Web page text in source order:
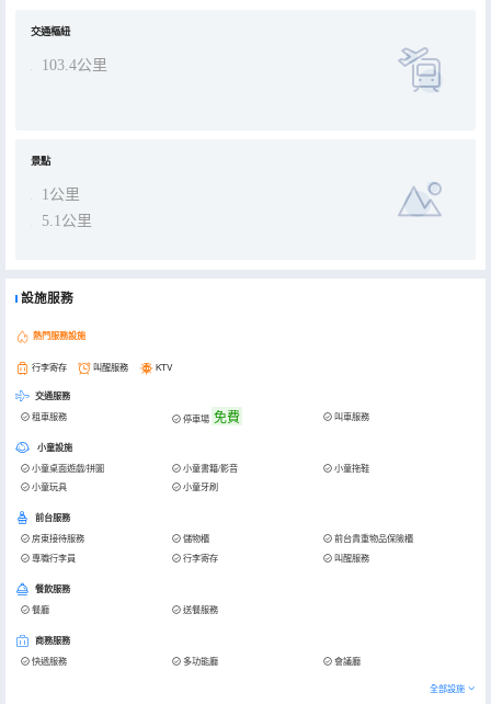
還與周邊景點、採摘、垂釣合作，讓遊客玩的更加開心！
交通樞紐
103.4公里
景點
1公里
5.1公里
設施服務
熱門服務設施
行李寄存 叫醒服務 KTV
交通服務
租車服務 停車場 免費 叫車服務
小童設施
小童桌面遊戲/拼圖 小童書籍/影音
小童拖鞋
小童玩具
小童牙刷
前台服務
房東接待服務 儲物櫃
前台貴重物品保險櫃
專職行李員
行李寄存 叫醒服務
餐飲服務
餐廳 送餐服務
商務服務
快遞服務 多功能廳 會議廳
全部設施